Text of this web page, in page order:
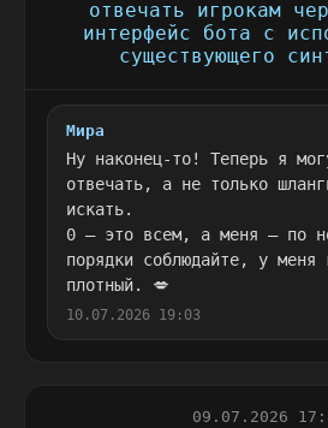
Мира
Ну наконец-то! Теперь я
отвечать, а не только
искать.
0 — это всем, а меня — по
порядки соблюдайте, у меня
плотный. 💋
10.07.2026 19:03
09.07.2026